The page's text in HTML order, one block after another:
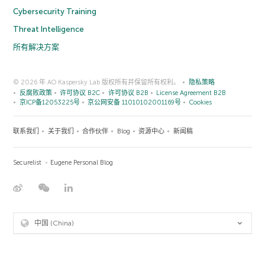
Cybersecurity Training
Threat Intelligence
所有解决方案
© 2026 年 AO Kaspersky Lab 版权所有并保留所有权利。
隐私策略
反腐败政策
许可协议 B2C 许可协议 B2B
License Agreement B2B
京ICP备12053225号
京公网安备 11010102001169号 Cookies
联系我们 关于我们 合作伙伴 Blog 资源中心 新闻稿
Securelist Eugene Personal Blog
中国 (China)